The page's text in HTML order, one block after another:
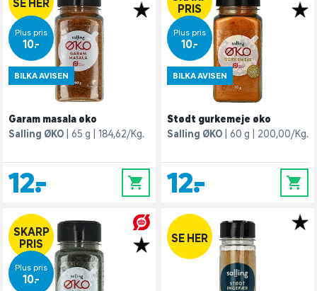
Plus pris
10,-
BILKA AVISEN
Garam masala øko
Salling ØKO
65 g 184,62/Kg.
12,- 0
PRIS
Plus pris
10,-
BILKA AVISEN
Stødt gurkemeje øko
Salling ØKO
60 g 200,00/Kg.
12,- 0
SKARP
PRIS
Plus pris
10,-
SE HER